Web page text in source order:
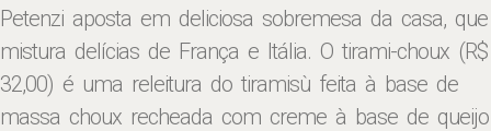
Petenzi aposta em deliciosa sobremesa da casa, que
mistura delícias de França e Itália. O tirami-choux (R$
32,00) é uma releitura do tiramisù feita à base de
massa choux recheada com creme à base de queijo